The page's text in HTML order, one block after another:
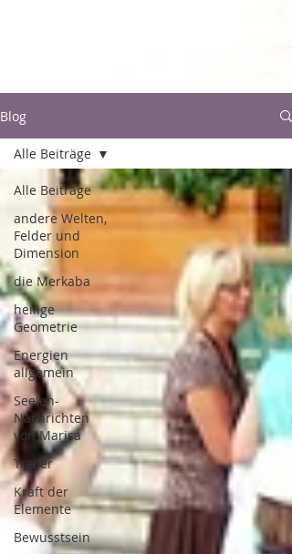
Blog
Alle Beiträge
andere Welten,
Felder und
Dimension
die Merkaba
heilige
Geometrie
Energien
allgemein
Seelen-
Nachrichten
von Marisa
Trailer
Kraft der
Elemente
Bewusstsein
Alle Beiträge